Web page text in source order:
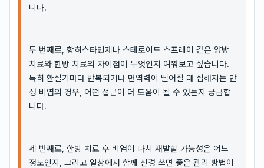
니다.
두 번째로, 항히스타민제나 스테로이드 스프레이 같은 양방
치료와 한방 치료의 차이점이 무엇인지 여쭤보고 싶습니다.
특히 환절기마다 반복되거나 면역력이 떨어질 때 심해지는 만
성 비염의 경우, 어떤 접근이 더 도움이 될 수 있는지 궁금합
니다.
세 번째로, 한방 치료 후 비염이 다시 재발할 가능성은 어느
정도인지, 그리고 일상에서 함께 신경 쓰면 좋은 관리 방법이